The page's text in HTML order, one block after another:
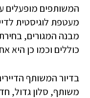
המשותפים מופעלים
מעטפת לוגיסטית
מבנה המגורים, בחירת
כוללים וכמו כן היא
בדיור המשותף
משותף, סלון גדול,